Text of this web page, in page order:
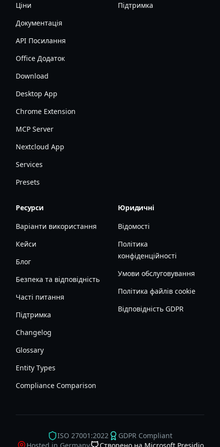
Ціни
Документація
API Посилання
Office Додаток
Download
Desktop App
Chrome Extension
MCP Server
Nextcloud App
Services
Presets
Підтримка
Ресурси
Варіанти використання
Кейси
Блог
Безпека та відповідність
Часті питання
Підтримка
Changelog
Glossary
Entity Types
Compliance Comparison
Юридичні
Відомості
Політика
конфіденційності
Умови обслуговування
Політика файлів cookie
Відповідність GDPR
ISO 27001:2022
GDPR Compliant